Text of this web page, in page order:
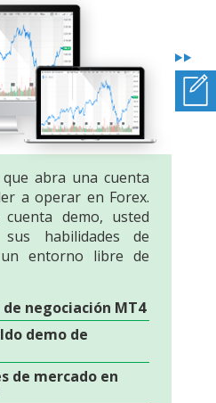
abra una cuenta
a operar en Forex.
demo, usted
habilidades de
entorno libre de
negociación MT4
demo de
de mercado en